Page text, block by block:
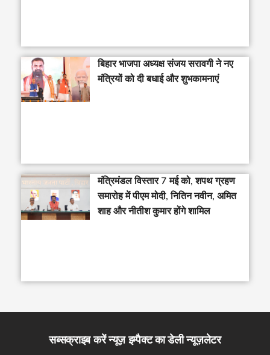
बिहार भाजपा अध्यक्ष संजय सरावगी ने नए
मंत्रियों को दी बधाई और शुभकामनाएं
मंत्रिमंडल विस्तार 7 मई को, शपथ ग्रहण
समारोह में पीएम मोदी, नितिन नवीन, अमित
शाह और नीतीश कुमार होंगे शामिल
सब्सक्राइब करें न्यूज़ इम्पैक्ट का डेली न्यूज़लेटर